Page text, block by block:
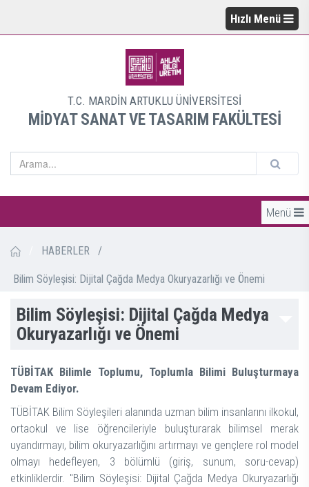
Hızlı Menü
T.C. MARDİN ARTUKLU ÜNİVERSİTESİ
MİDYAT SANAT VE TASARIM FAKÜLTESİ
Menü
HABERLER /
Bilim Söyleşisi: Dijital Çağda Medya Okuryazarlığı ve Önemi
Bilim Söyleşisi: Dijital Çağda Medya
Okuryazarlığı ve Önemi
TÜBİTAK Bilimle Toplumu, Toplumla Bilimi Buluşturmaya
Devam Ediyor.
TÜBİTAK Bilim Söyleşileri alanında uzman bilim insanlarını ilkokul,
ortaokul ve lise öğrencileriyle buluşturarak bilimsel merak
uyandırmayı, bilim okuryazarlığını artırmayı ve gençlere rol model
olmayı hedefleyen, 3 bölümlü (giriş, sunum, soru-cevap)
etkinliklerdir. "Bilim Söyleşisi: Dijital Çağda Medya Okuryazarlığı